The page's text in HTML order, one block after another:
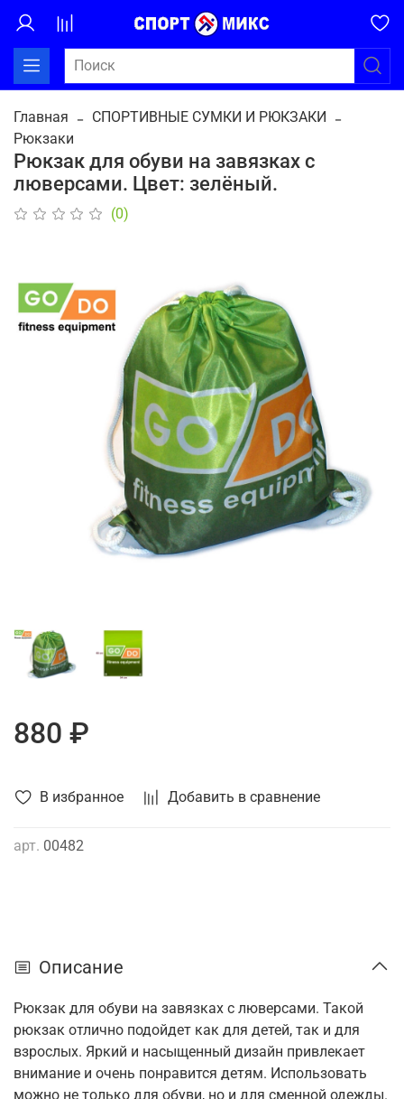
Главная
СПОРТИВНЫЕ СУМКИ И РЮКЗАКИ
Рюкзаки
Рюкзак для обуви на завязках с
люверсами. Цвет: зелёный.
(0)
В избранное Добавить в сравнение
арт. 00482
880 ₽
Описание
Рюкзак для обуви на завязках с люверсами. Такой
рюкзак отлично подойдет как для детей, так и для
взрослых. Яркий и насыщенный дизайн привлекает
внимание и очень понравится детям. Использовать
можно не только для обуви, но и для сменной одежды.